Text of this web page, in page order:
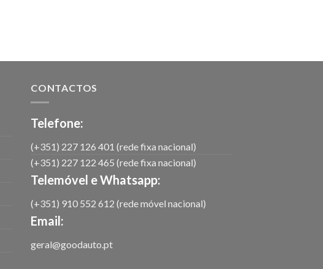
CONTACTOS
Telefone:
(+351) 227 126 401 (rede fixa nacional)
(+351) 227 122 465 (rede fixa nacional)
Telemóvel e Whatsapp:
(+351) 910 552 612 (rede móvel nacional)
Email:
geral@goodauto.pt